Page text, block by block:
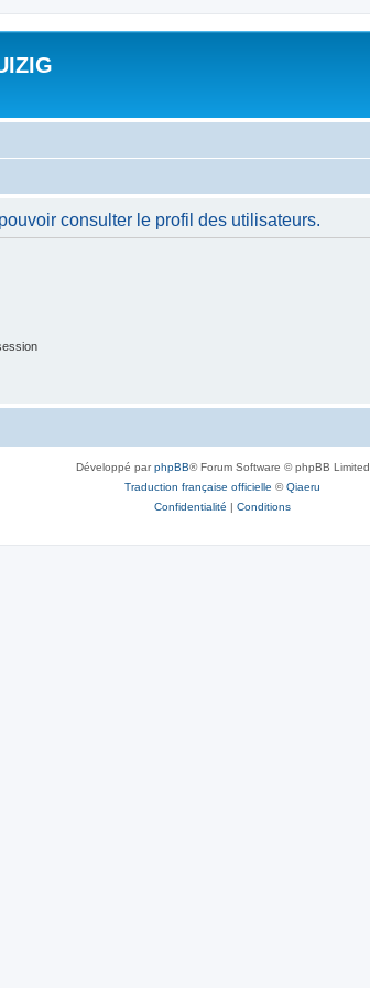
consulter le profil des utilisateurs.
Développé parphpBB® Forum Software © phpBB Limited
Traduction française officielle ©Qiaeru
Confidentialité | Conditions